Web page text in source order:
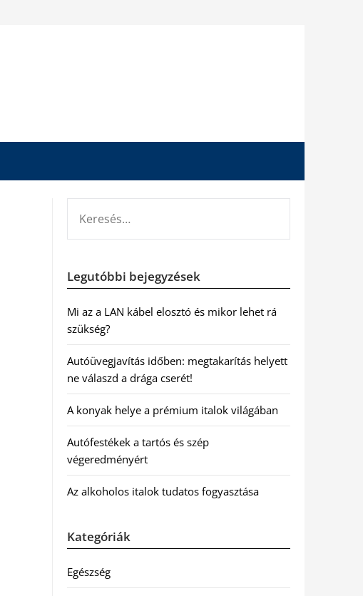
Legutóbbi bejegyzések
Mi az a LAN kábel elosztó és mikor lehet rá
szükség?
Autóüvegjavítás időben: megtakarítás helyett
ne válaszd a drága cserét!
A konyak helye a prémium italok világában
Autófestékek a tartós és szép
végeredményért
Az alkoholos italok tudatos fogyasztása
Kategóriák
Egészség